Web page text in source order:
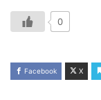
0
Facebook X